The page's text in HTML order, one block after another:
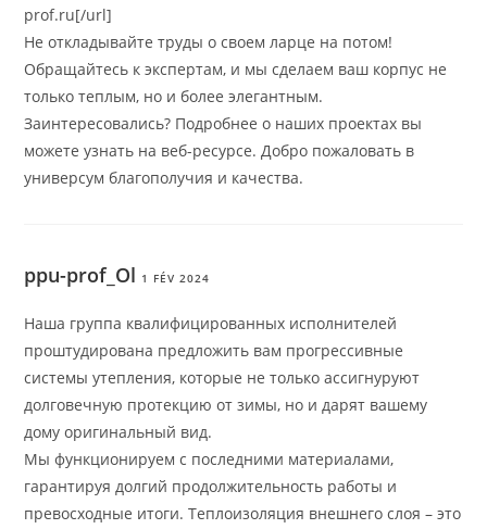
prof.ru[/url]
Не откладывайте труды о своем ларце на потом!
Обращайтесь к экспертам, и мы сделаем ваш корпус не
только теплым, но и более элегантным.
Заинтересовались? Подробнее о наших проектах вы
можете узнать на веб-ресурсе. Добро пожаловать в
универсум благополучия и качества.
ppu-prof_Ol 1 FÉV 2024
Наша группа квалифицированных исполнителей
проштудирована предложить вам прогрессивные
системы утепления, которые не только ассигнуруют
долговечную протекцию от зимы, но и дарят вашему
дому оригинальный вид.
Мы функционируем с последними материалами,
гарантируя долгий продолжительность работы и
превосходные итоги. Теплоизоляция внешнего слоя – это